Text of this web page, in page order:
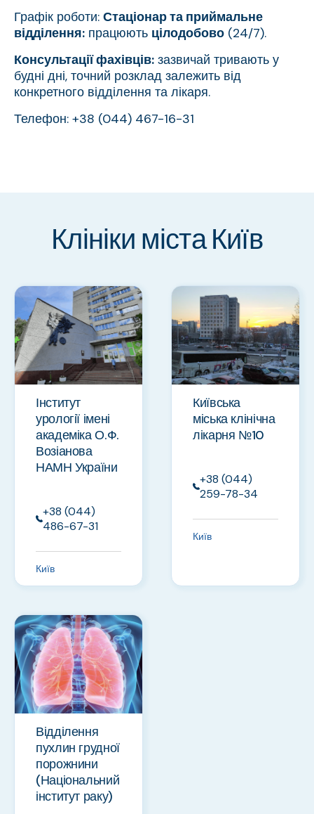
Графік роботи: Стаціонар та приймальне
відділення: працюють цілодобово (24/7).
Консультації фахівців: зазвичай тривають у
будні дні, точний розклад залежить від
конкретного відділення та лікаря.
Телефон: +38 (044) 467-16-31
Клініки міста Київ
Інститут
урології імені
академіка О.Ф.
Возіанова
НАМН України
+38 (044)
486-67-31
Київ
Київська
міська клінічна
лікарня №10
+38 (044)
259-78-34
Київ
Відділення
пухлин грудної
порожнини
(Національний
інститут раку)